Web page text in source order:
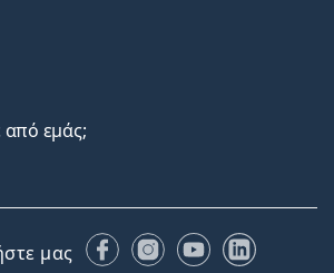
από εμάς;
μας FacebookInstagram
YouTubeLinkedIn